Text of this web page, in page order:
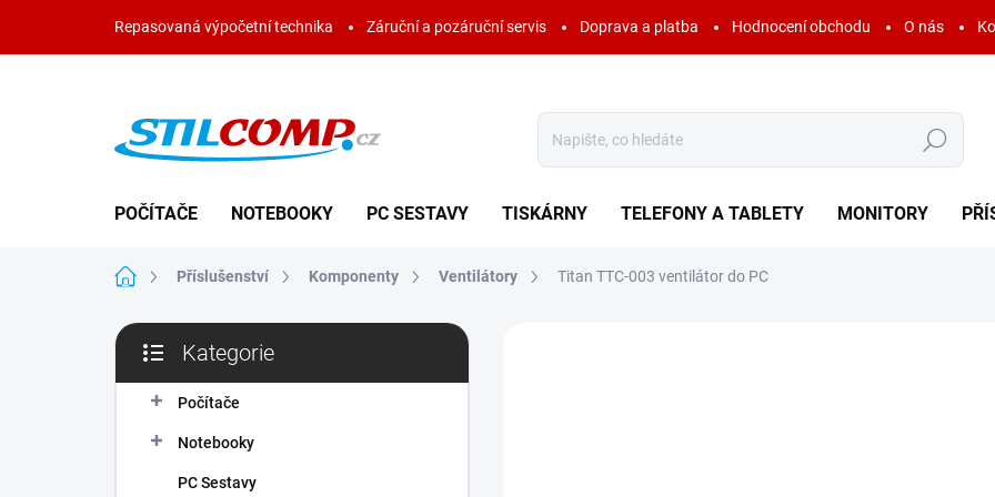
obsah
Repasovaná výpočetní technika Záruční a pozáruční servis Doprava a platba Hodnocení obchodu O nás
Hledat
POČÍTAČE NOTEBOOKY PC SESTAVY TISKÁRNY TELEFONY A TABLETY MONITORY
Domů Příslušenství Komponenty Ventilátory Titan TTC-003 ventilátor do PC
P
s
kategorie
Kategorie
Počítače
Notebooky
PC Sestavy